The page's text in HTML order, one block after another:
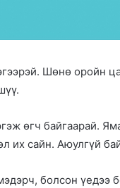
Шөнө оройн
өгч байгаарай.
их сайн. Аюулгүй
болсон үедээ